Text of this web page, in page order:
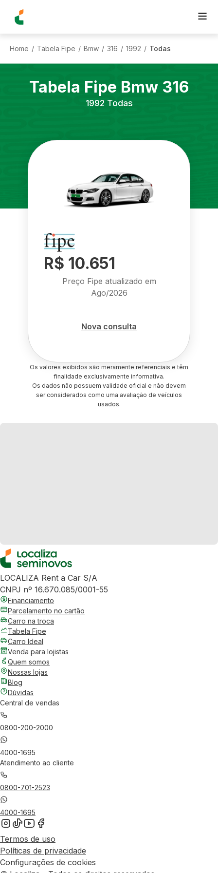
Home / Tabela Fipe / Bmw / 316 / 1992 / Todas
Tabela Fipe Bmw 316
1992 Todas
R$ 10.651
Preço Fipe atualizado em
Ago/2026
Nova consulta
Os valores exibidos são meramente referenciais e têm
finalidade exclusivamente informativa.
Os dados não possuem validade oficial e não devem
ser considerados como uma avaliação de veículos
usados.
LOCALIZA Rent a Car S/A
CNPJ nº 16.670.085/0001-55
Financiamento
Parcelamento no cartão
Carro na troca
Tabela Fipe
Carro Ideal
Venda para lojistas
Quem somos
Nossas lojas
Blog
Dúvidas
Central de vendas
0800-200-2000
4000-1695
Atendimento ao cliente
0800-701-2523
4000-1695
Termos de uso
Políticas de privacidade
Configurações de cookies